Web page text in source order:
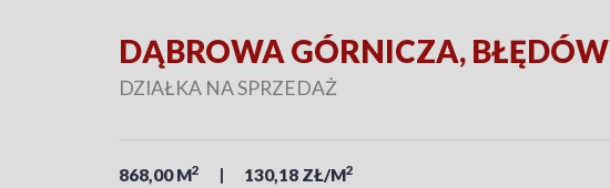
DĄBROWA GÓRNICZA, BŁĘDÓW
DZIAŁKA NA SPRZEDAŻ
868,00 M2 130,18 ZŁ/M2